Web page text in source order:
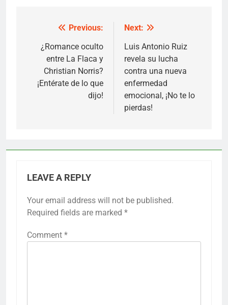
navigation
Previous:
¿Romance oculto
entre La Flaca y
Christian Norris?
¡Entérate de lo que
dijo!
Next:
Luis Antonio Ruiz
revela su lucha
contra una nueva
enfermedad
emocional, ¡No te lo
pierdas!
LEAVE A REPLY
Your email address will not be published.
Required fields are marked *
Comment *